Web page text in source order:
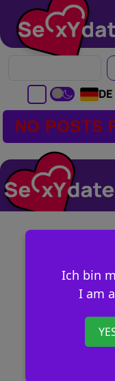
DE
Ich bin
I am
NO POSTS